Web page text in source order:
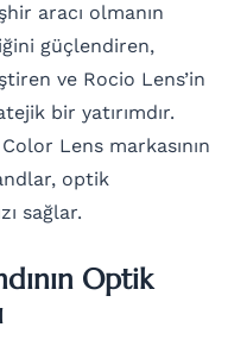
aracı olmanın
güçlendiren,
ve Rocio Lens’in
bir yatırımdır.
Lens markasının
optik
sağlar.
Optik